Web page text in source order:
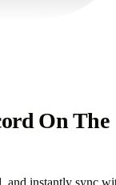
On The
and instantly sync